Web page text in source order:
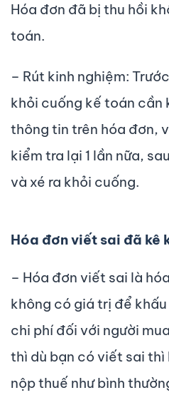
Hóa đơn đã bị thu hồi
toán.
– Rút kinh nghiệm:
khỏi cuống kế toán
thông tin trên hóa đơn,
kiểm tra lại 1 lần nữa,
và xé ra khỏi cuống.
Hóa đơn viết sai đã kê
– Hóa đơn viết sai là
không có giá trị để
chi phí đối với người
thì dù bạn có viết sai thì
nộp thuế như bình